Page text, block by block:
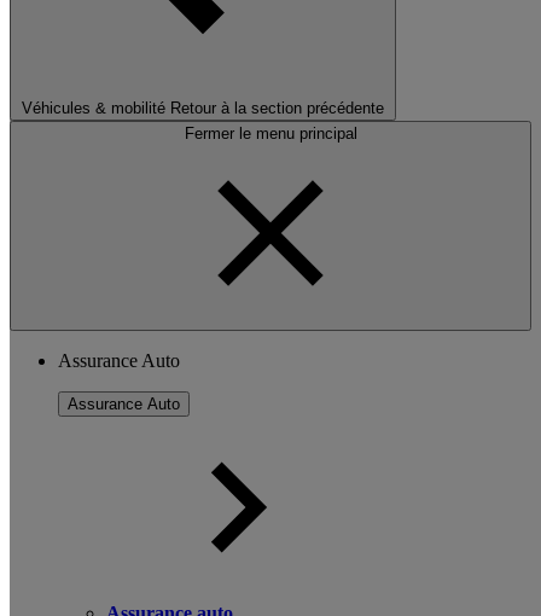
Véhicules & mobilité Retour à la section précédente
Fermer le menu principal
Assurance Auto
Assurance Auto